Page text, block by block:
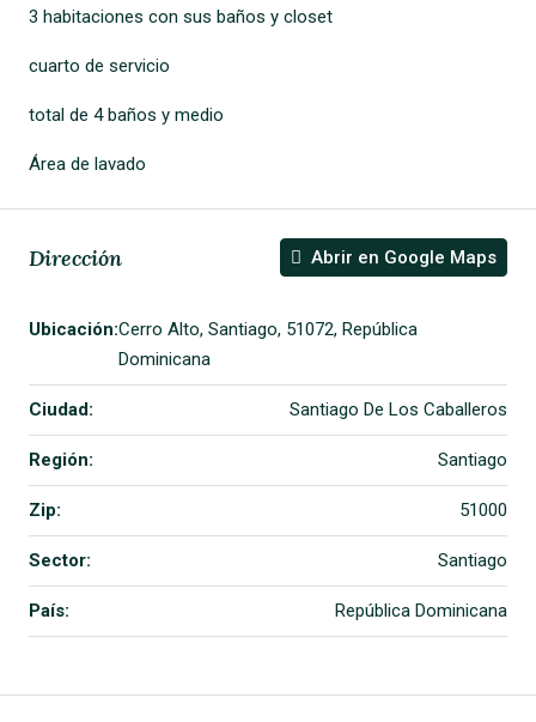
3 habitaciones con sus baños y closet
cuarto de servicio
total de 4 baños y medio
Área de lavado
Dirección Abrir en Google Maps
Ubicación:Cerro Alto, Santiago, 51072, República
Dominicana
Ciudad: Santiago De Los Caballeros
Región: Santiago
Zip: 51000
Sector: Santiago
País: República Dominicana